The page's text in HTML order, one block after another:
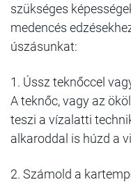
szükséges
medencés
úszásunkat:
1. Ússz teknőccel
A teknőc, vagy az
teszi a vízalatti
alkaroddal is húzd a
2. Számold a